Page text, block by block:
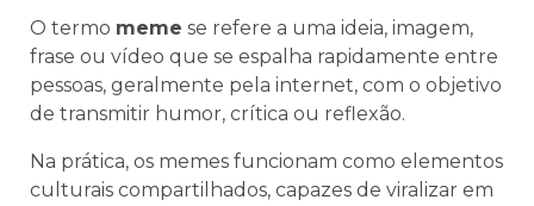
O termo meme se refere a uma ideia, imagem,
frase ou vídeo que se espalha rapidamente entre
pessoas, geralmente pela internet, com o objetivo
de transmitir humor, crítica ou reflexão.
Na prática, os memes funcionam como elementos
culturais compartilhados, capazes de viralizar em